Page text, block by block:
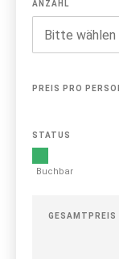
ANZAHL
PREIS PRO
STATUS
Buchbar
GESAMTPREIS